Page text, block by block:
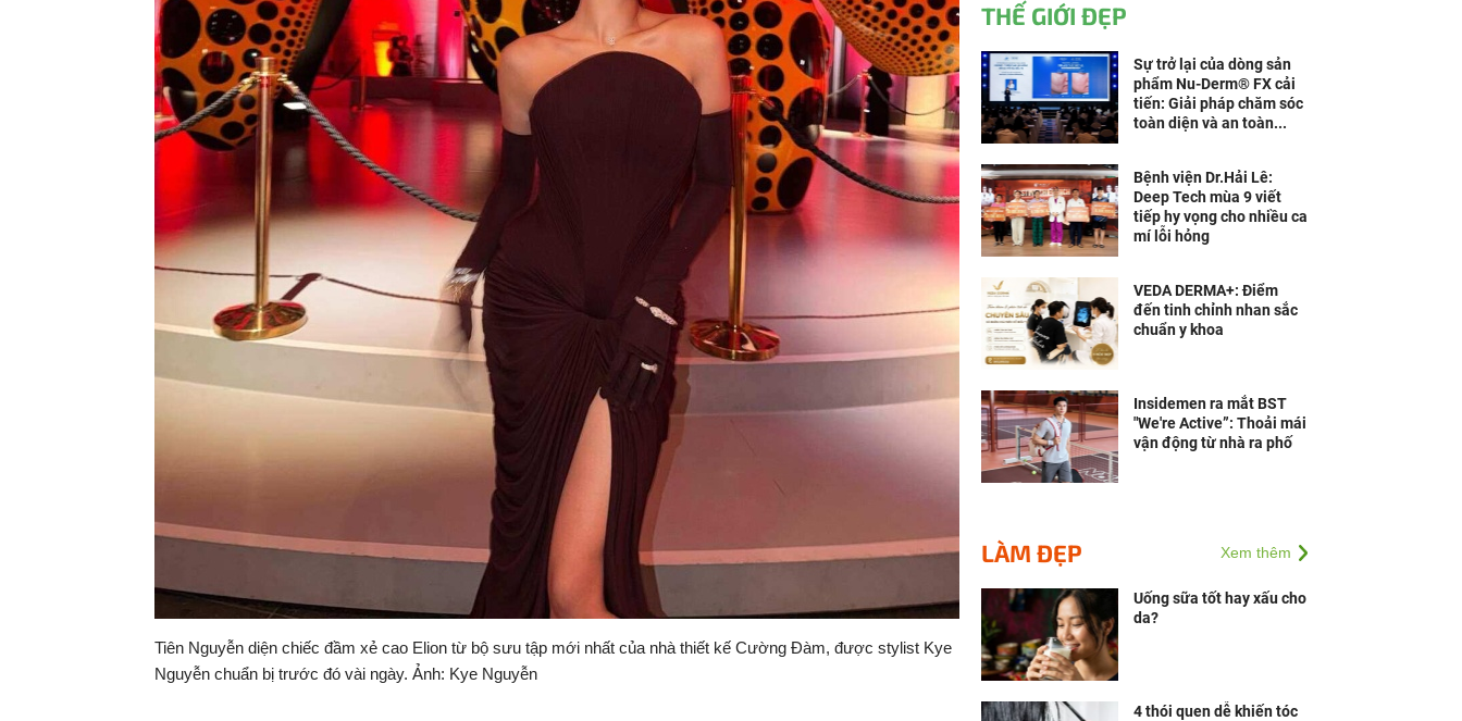
Tiên Nguyễn diện chiếc đầm xẻ cao Elion từ bộ sưu tập mới nhất của nhà thiết kế Cường Đàm, được stylist Kye
Nguyễn chuẩn bị trước đó vài ngày. Ảnh: Kye Nguyễn
THẾ GIỚI ĐẸP
Sự trở lại của dòng sản
phẩm Nu-Derm® FX cải
tiến: Giải pháp chăm sóc
toàn diện và an toàn...
Bệnh viện Dr.Hải Lê:
Deep Tech mùa 9 viết
tiếp hy vọng cho nhiều ca
mí lỗi hỏng
VEDA DERMA+: Điểm
đến tinh chỉnh nhan sắc
chuẩn y khoa
Insidemen ra mắt BST
"We're Active”: Thoải mái
vận động từ nhà ra phố
LÀM ĐẸP Xem thêm
Uống sữa tốt hay xấu cho
da?
4 thói quen dễ khiến tóc